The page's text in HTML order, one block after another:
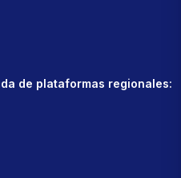
de plataformas regionales: